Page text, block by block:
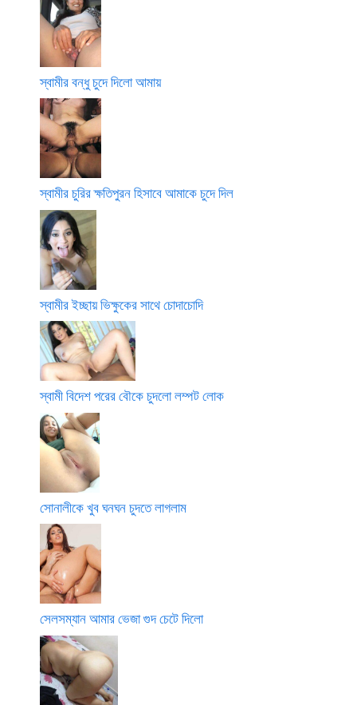
স্বামীর বন্ধু চুদে দিলো আমায়
স্বামীর চুরির ক্ষতিপুরন হিসাবে আমাকে চুদে দিল
স্বামীর ইচ্ছায় ভিক্ষুকের সাথে চোদাচোদি
স্বামী বিদেশ পরের বৌকে চুদলো লম্পট লোক
সোনালীকে খুব ঘনঘন চুদতে লাগলাম
সেলসম্যান আমার ভেজা গুদ চেটে দিলো